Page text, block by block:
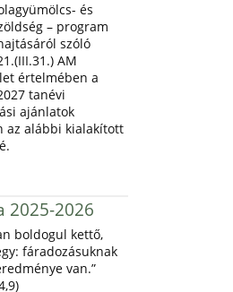
és
– program
szóló
AM
értelmében a
tanévi
ajánlatok
az alábbi kialakított
2025-2026
boldogul kettő,
fáradozásuknak
van.”